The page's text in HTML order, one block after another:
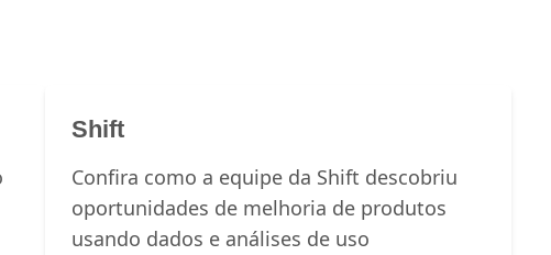
Shift
Confira como a equipe da Shift descobriu
oportunidades de melhoria de produtos
usando dados e análises de uso